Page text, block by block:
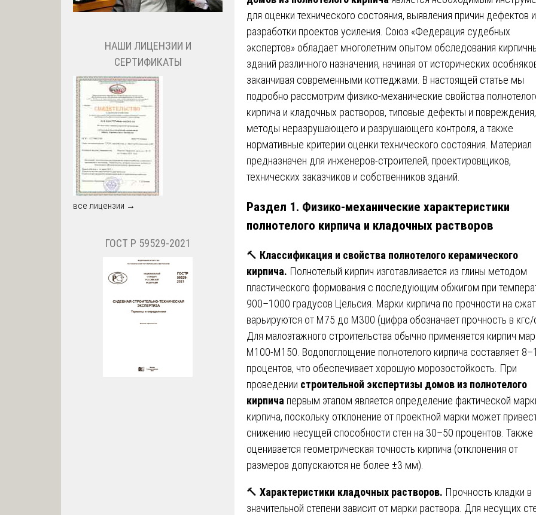
для оценки технического состояния, выявления причин дефектов и
разработки проектов усиления. Союз «Федерация судебных
экспертов» обладает многолетним опытом обследования
зданий различного назначения, начиная от исторических
заканчивая современными коттеджами. В настоящей статье мы
подробно рассмотрим физико-механические свойства
кирпича и кладочных растворов, типовые дефекты и повреждения,
методы неразрушающего и разрушающего контроля, а также
нормативные критерии оценки технического состояния. Материал
предназначен для инженеров-строителей, проектировщиков,
технических заказчиков и собственников зданий.
Раздел 1. Физико-механические характеристики
полнотелого кирпича и кладочных растворов
🔨 Классификация и свойства полнотелого керамического
кирпича. Полнотелый кирпич изготавливается из глины методом
пластического формования с последующим обжигом при
900–1000 градусов Цельсия. Марки кирпича по прочности на
варьируются от М75 до М300 (цифра обозначает прочность в кгс/
Для малоэтажного строительства обычно применяется кирпич
М100-М150. Водопоглощение полнотелого кирпича составляет
процентов, что обеспечивает хорошую морозостойкость. При
проведении строительной экспертизы домов из полнотелого
кирпича первым этапом является определение фактической
кирпича, поскольку отклонение от проектной марки может
снижению несущей способности стен на 30–50 процентов. Также
оценивается геометрическая точность кирпича (отклонения от
размеров допускаются не более ±3 мм).
🔨 Характеристики кладочных растворов. Прочность кладки в
значительной степени зависит от марки раствора. Для несущих
НАШИ ЛИЦЕНЗИИ И
СЕРТИФИКАТЫ
все лицензии →
ГОСТ Р 59529-2021